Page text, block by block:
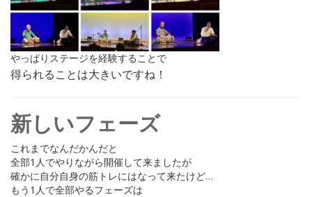
やっぱりステージを経験することで
得られることは大きいですね！
新しいフェーズ
これまでなんだかんだと
全部1人でやりながら開催して来ましたが
確かに自分自身の筋トレにはなって来たけど…
もう1人で全部やるフェーズは